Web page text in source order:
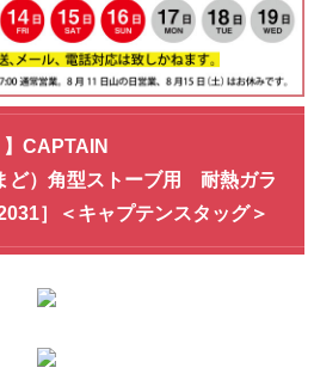
】CAPTAIN
ど）角型ストーブ用 耐熱ガラ
］＜キャプテンスタッグ＞